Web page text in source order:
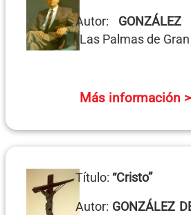
Autor: GONZÁLEZ
(Las Palmas de
Más información
Título: “Cristo”
Autor: GONZÁLEZ